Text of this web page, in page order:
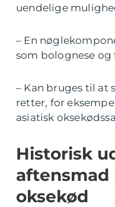
uendelige
– En
som bolognese
– Kan bruges til at
retter, for
asiatisk
Historisk
oksekød